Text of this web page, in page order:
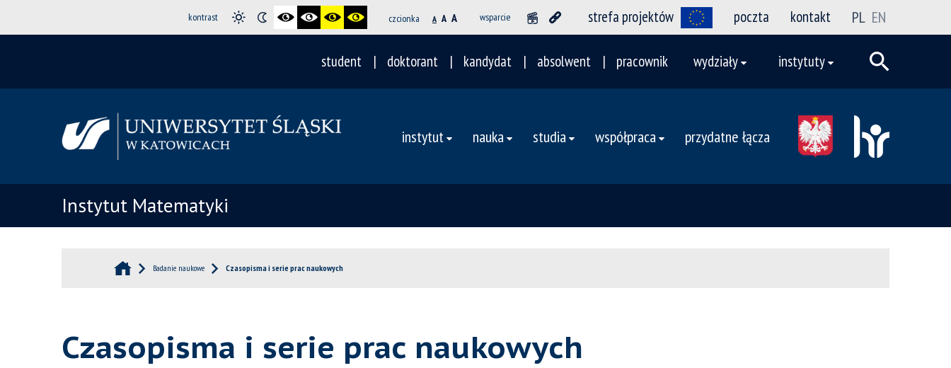
kontrast czcionka A A A wsparcie strefa projektów poczta kontakt PL EN
student doktorant kandydat absolwent pracownik wydziały instytuty
instytut nauka studia współpraca przydatne łącza
Instytut Matematyki
Badanie naukowe Czasopisma i serie prac naukowych
Czasopisma i serie prac naukowych